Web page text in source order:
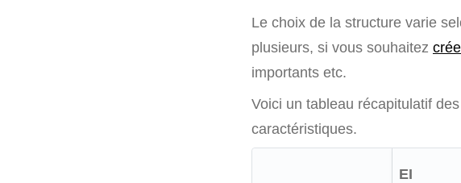
Le choix de la structure varie
plusieurs, si vous souhaitez
importants etc.
Voici un tableau récapitulatif
caractéristiques.
EI